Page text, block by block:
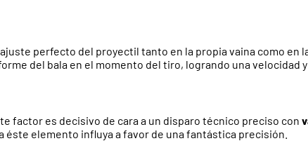
perfecto del proyectil tanto en la propia vaina como en
del bala en el momento del tiro, logrando una velocidad
factor es decisivo de cara a un disparo técnico preciso con
éste elemento influya a favor de una fantástica precisión.